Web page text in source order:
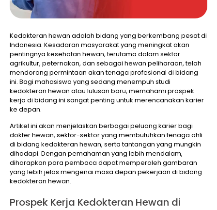
Kedokteran hewan adalah bidang yang berkembang pesat di
Indonesia. Kesadaran masyarakat yang meningkat akan
pentingnya kesehatan hewan, terutama dalam sektor
agrikultur, peternakan, dan sebagai hewan peliharaan, telah
mendorong permintaan akan tenaga profesional di bidang
ini. Bagi mahasiswa yang sedang menempuh studi
kedokteran hewan atau lulusan baru, memahami prospek
kerja di bidang ini sangat penting untuk merencanakan karier
ke depan.
Artikel ini akan menjelaskan berbagai peluang karier bagi
dokter hewan, sektor-sektor yang membutuhkan tenaga ahli
di bidang kedokteran hewan, serta tantangan yang mungkin
dihadapi. Dengan pemahaman yang lebih mendalam,
diharapkan para pembaca dapat memperoleh gambaran
yang lebih jelas mengenai masa depan pekerjaan di bidang
kedokteran hewan.
Prospek Kerja Kedokteran Hewan di